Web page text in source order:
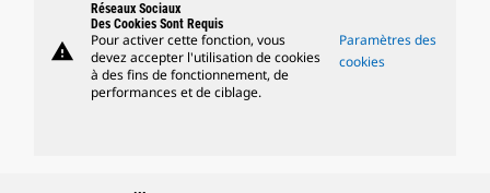
warning
Réseaux Sociaux
Des Cookies Sont Requis
Pour activer cette fonction, vous
devez accepter l'utilisation de cookies
à des fins de fonctionnement, de
performances et de ciblage.
Paramètres des
cookies